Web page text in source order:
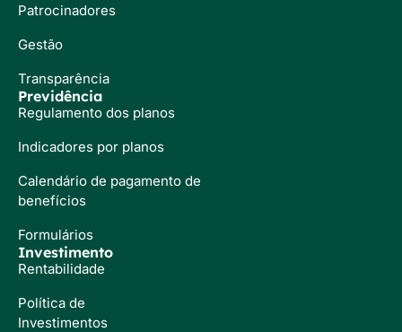
Patrocinadores
Gestão
Transparência
Previdência
Regulamento dos planos
Indicadores por planos
Calendário de pagamento de
benefícios
Formulários
Investimento
Rentabilidade
Política de
Investimentos